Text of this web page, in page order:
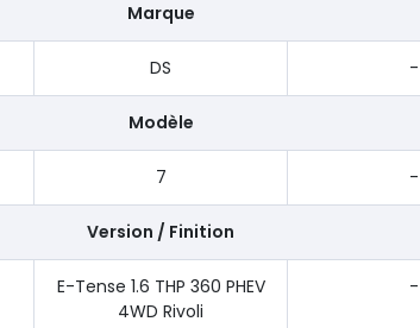
Marque
DS -
Modèle
7 -
Version / Finition
E-Tense 1.6 THP 360 PHEV
4WD Rivoli
-